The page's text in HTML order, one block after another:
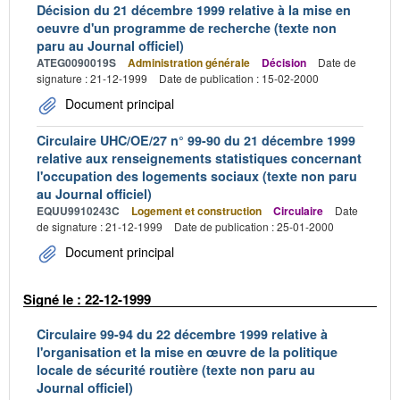
Décision du 21 décembre 1999 relative à la mise en
oeuvre d'un programme de recherche (texte non
paru au Journal officiel)
ATEG0090019S Administration générale Décision
Date de
signature : 21-12-1999
Date de publication : 15-02-2000
Document principal
Circulaire UHC/OE/27 n° 99-90 du 21 décembre 1999
relative aux renseignements statistiques concernant
l'occupation des logements sociaux (texte non paru
au Journal officiel)
EQUU9910243C Logement et construction Circulaire
Date
de signature : 21-12-1999
Date de publication : 25-01-2000
Document principal
Signé le : 22-12-1999
Circulaire 99-94 du 22 décembre 1999 relative à
l'organisation et la mise en œuvre de la politique
locale de sécurité routière (texte non paru au
Journal officiel)